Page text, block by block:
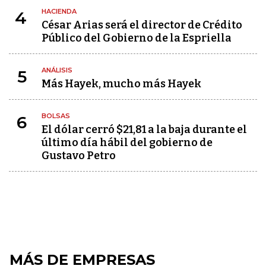
4 HACIENDA
César Arias será el director de Crédito
Público del Gobierno de la Espriella
5 ANÁLISIS
Más Hayek, mucho más Hayek
6 BOLSAS
El dólar cerró $21,81 a la baja durante el
último día hábil del gobierno de
Gustavo Petro
MÁS DE EMPRESAS